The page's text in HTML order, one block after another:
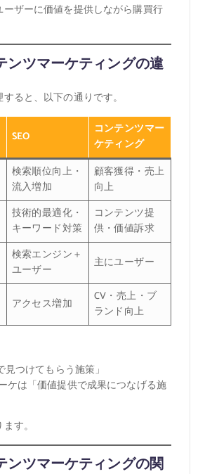
ーザーに価値を提供しながら購買行
ンツマーケティングの違
ると、以下の通りです。
SEO
コンテンツマー
ケティング
検索順位向上・
流入増加
顧客獲得・売上
向上
技術的最適化・
キーワード対策
コンテンツ提
供・価値訴求
検索エンジン＋
ユーザー
主にユーザー
アクセス増加
CV・売上・ブ
ランド向上
見つけてもらう施策」
ケは「価値提供で成果につなげる施
す。
ンツマーケティングの関